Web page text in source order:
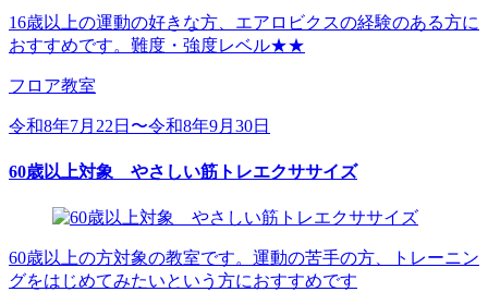
16歳以上の運動の好きな方、エアロビクスの経験のある方に
おすすめです。難度・強度レベル★★
フロア教室
令和8年7月22日〜令和8年9月30日
60歳以上対象 やさしい筋トレエクササイズ
60歳以上の方対象の教室です。運動の苦手の方、トレーニン
グをはじめてみたいという方におすすめです